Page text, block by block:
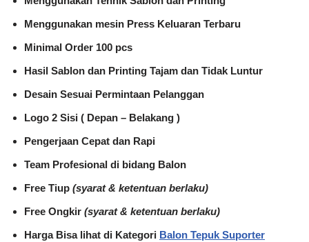
Menggunakan mesin Press Keluaran Terbaru
Minimal Order 100 pcs
Hasil Sablon dan Printing Tajam dan Tidak Luntur
Desain Sesuai Permintaan Pelanggan
Logo 2 Sisi ( Depan – Belakang )
Pengerjaan Cepat dan Rapi
Team Profesional di bidang Balon
Free Tiup (syarat & ketentuan berlaku)
Free Ongkir (syarat & ketentuan berlaku)
Harga Bisa lihat di Kategori Balon Tepuk Suporter